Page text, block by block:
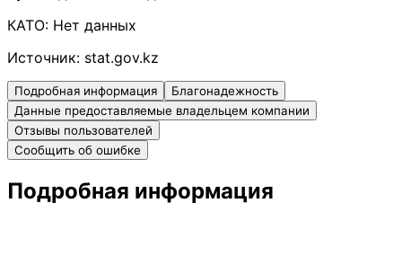
КАТО: Нет данных
Источник: stat.gov.kz
Подробная информация
Благонадежность
Данные предоставляемые владельцем компании
Отзывы пользователей
Сообщить об ошибке
Подробная информация